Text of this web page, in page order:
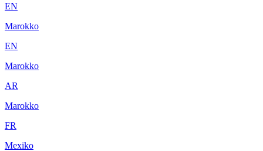
EN
Marokko
EN
Marokko
AR
Marokko
FR
Mexiko